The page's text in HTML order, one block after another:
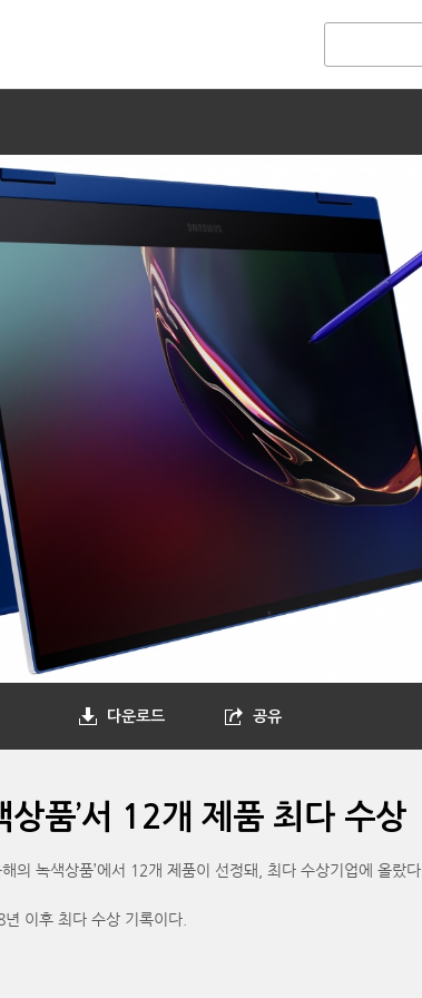
다운로드 공유
품’서 12개 제품 최다 수상
의 녹색상품’에서 12개 제품이 선정돼, 최다 수상기업에 올랐다.
이후 최다 수상 기록이다.